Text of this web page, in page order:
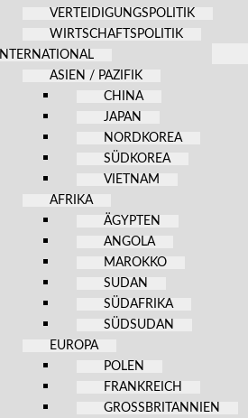
VERTEIDIGUNGSPOLITIK
WIRTSCHAFTSPOLITIK
INTERNATIONAL
ASIEN / PAZIFIK
CHINA
JAPAN
NORDKOREA
SÜDKOREA
VIETNAM
AFRIKA
ÄGYPTEN
ANGOLA
MAROKKO
SUDAN
SÜDAFRIKA
SÜDSUDAN
EUROPA
POLEN
FRANKREICH
GROSSBRITANNIEN